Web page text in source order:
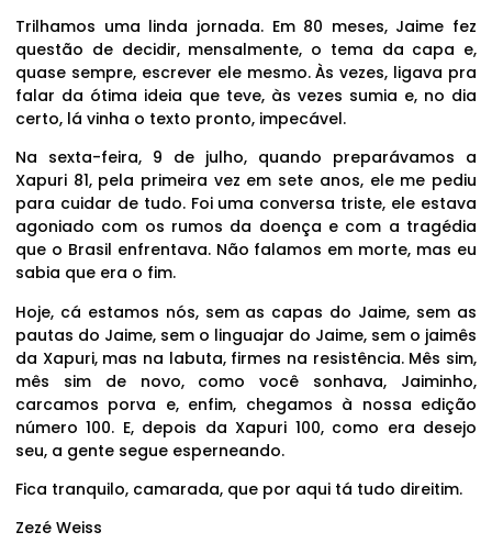
Trilhamos uma linda jornada. Em 80 meses, Jaime fez
questão de decidir, mensalmente, o tema da capa e,
quase sempre, escrever ele mesmo. Às vezes, ligava pra
falar da ótima ideia que teve, às vezes sumia e, no dia
certo, lá vinha o texto pronto, impecável.
Na sexta-feira, 9 de julho, quando preparávamos a
Xapuri 81, pela primeira vez em sete anos, ele me pediu
para cuidar de tudo. Foi uma conversa triste, ele estava
agoniado com os rumos da doença e com a tragédia
que o Brasil enfrentava. Não falamos em morte, mas eu
sabia que era o fim.
Hoje, cá estamos nós, sem as capas do Jaime, sem as
pautas do Jaime, sem o linguajar do Jaime, sem o jaimês
da Xapuri, mas na labuta, firmes na resistência. Mês sim,
mês sim de novo, como você sonhava, Jaiminho,
carcamos porva e, enfim, chegamos à nossa edição
número 100. E, depois da Xapuri 100, como era desejo
seu, a gente segue esperneando.
Fica tranquilo, camarada, que por aqui tá tudo direitim.
Zezé Weiss